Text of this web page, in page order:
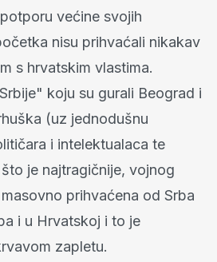
većine svojih
nisu prihvaćali nikakav
s hrvatskim vlastima.
koju su gurali Beograd i
(uz jednodušnu
i intelektualaca te
je najtragičnije, vojnog
prihvaćena od Srba
i u Hrvatskoj i to je
zapletu.